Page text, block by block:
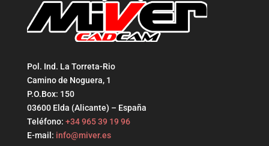
Pol. Ind. La Torreta-Rio
Camino de Noguera, 1
P.O.Box: 150
03600 Elda (Alicante) – España
Teléfono: +34 965 39 19 96
E-mail: info@miver.es